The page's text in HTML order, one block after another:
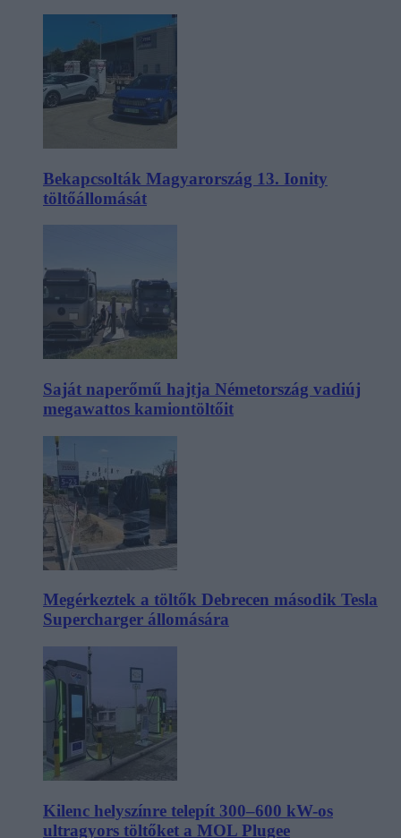
Bekapcsolták Magyarország 13. Ionity
töltőállomását
Saját naperőmű hajtja Németország vadiúj
megawattos kamiontöltőit
Megérkeztek a töltők Debrecen második Tesla
Supercharger állomására
Kilenc helyszínre telepít 300–600 kW-os
ultragyors töltőket a MOL Plugee